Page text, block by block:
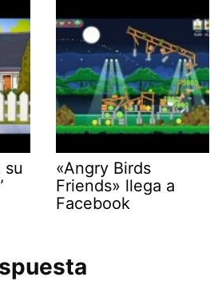
su
«Angry Birds
Friends» llega a
Facebook